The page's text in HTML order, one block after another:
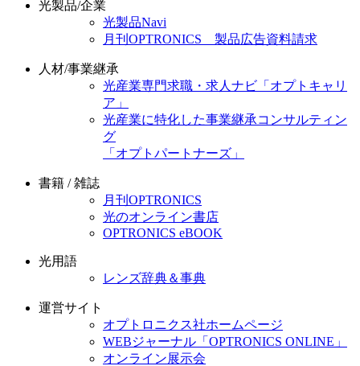
光製品/企業
光製品Navi
月刊OPTRONICS 製品広告資料請求
人材/事業継承
光産業専門求職・求人ナビ「オプトキャリ
ア」
光産業に特化した事業継承コンサルティン
グ
「オプトパートナーズ」
書籍 / 雑誌
月刊OPTRONICS
光のオンライン書店
OPTRONICS eBOOK
光用語
レンズ辞典＆事典
運営サイト
オプトロニクス社ホームページ
WEBジャーナル「OPTRONICS ONLINE」
オンライン展示会